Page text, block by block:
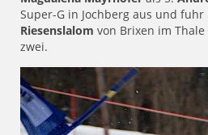
Super-G in Jochberg aus und fuhr
Riesenslalom von Brixen im
zwei.